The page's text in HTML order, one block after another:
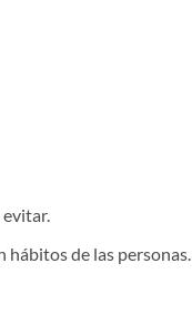
evitar.
hábitos de las personas.